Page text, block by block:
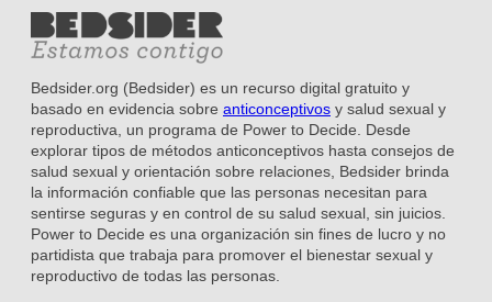
Bedsider.org (Bedsider) es un recurso digital gratuito y
basado en evidencia sobre anticonceptivos y salud sexual y
reproductiva, un programa de Power to Decide. Desde
explorar tipos de métodos anticonceptivos hasta consejos de
salud sexual y orientación sobre relaciones, Bedsider brinda
la información confiable que las personas necesitan para
sentirse seguras y en control de su salud sexual, sin juicios.
Power to Decide es una organización sin fines de lucro y no
partidista que trabaja para promover el bienestar sexual y
reproductivo de todas las personas.